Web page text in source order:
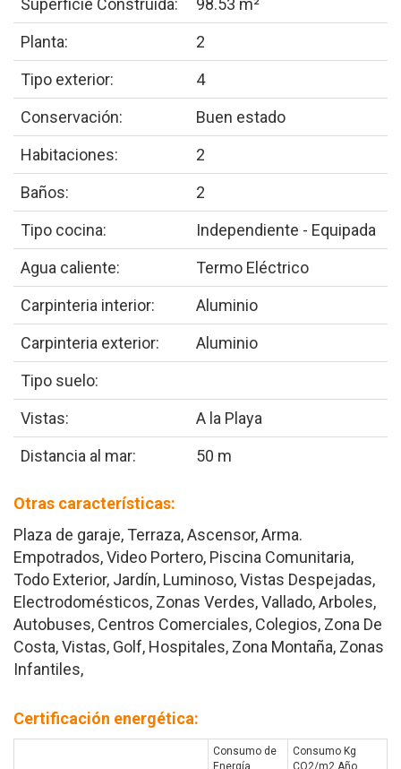
Superficie Construida:
98.53 m²
Planta:
2
Tipo exterior:
4
Conservación:
Buen estado
Habitaciones:
2
Baños:
2
Tipo cocina:
Independiente - Equipada
Agua caliente:
Termo Eléctrico
Carpinteria interior:
Aluminio
Carpinteria exterior:
Aluminio
Tipo suelo:
Vistas:
A la Playa
Distancia al mar:
50 m
Otras características:
Plaza de garaje, Terraza, Ascensor, Arma.
Empotrados, Video Portero, Piscina Comunitaria,
Todo Exterior, Jardín, Luminoso, Vistas Despejadas,
Electrodomésticos, Zonas Verdes, Vallado, Arboles,
Autobuses, Centros Comerciales, Colegios, Zona De
Costa, Vistas, Golf, Hospitales, Zona Montaña, Zonas
Infantiles,
Certificación energética:
Consumo de
Consumo Kg